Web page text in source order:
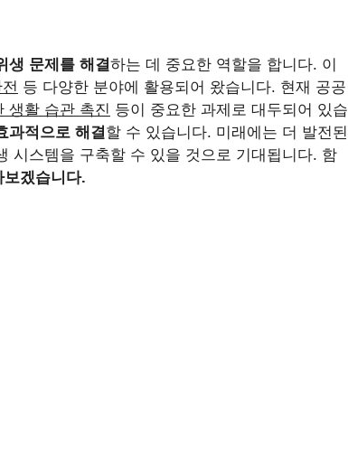
생 문제를 해결하는 데 중요한 역할을 합니다. 이
등 다양한 분야에 활용되어 왔습니다. 현재 공공
생활 습관 촉진 등이 중요한 과제로 대두되어 있습
과적으로 해결할 수 있습니다. 미래에는 더 발전된
시스템을 구축할 수 있을 것으로 기대됩니다. 함
겠습니다.